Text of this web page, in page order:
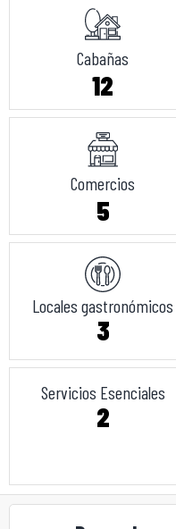
Cabañas
12
Comercios
5
Locales gastronómicos
3
Servicios Esenciales
2